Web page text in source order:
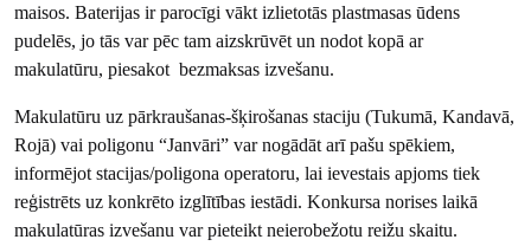
maisos. Baterijas ir parocīgi vākt izlietotās plastmasas ūdens
pudelēs, jo tās var pēc tam aizskrūvēt un nodot kopā ar
makulatūru, piesakot bezmaksas izvešanu.
Makulatūru uz pārkraušanas-šķirošanas staciju (Tukumā, Kandavā,
Rojā) vai poligonu “Janvāri” var nogādāt arī pašu spēkiem,
informējot stacijas/poligona operatoru, lai ievestais apjoms tiek
reģistrēts uz konkrēto izglītības iestādi. Konkursa norises laikā
makulatūras izvešanu var pieteikt neierobežotu reižu skaitu.